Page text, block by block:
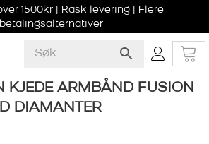
1500kr | Rask levering | Flere
betalingsalternativer
KJEDE ARMBÅND FUSION
DIAMANTER